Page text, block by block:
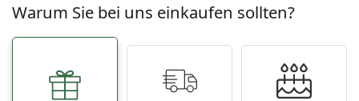
Warum Sie bei uns einkaufen sollten?